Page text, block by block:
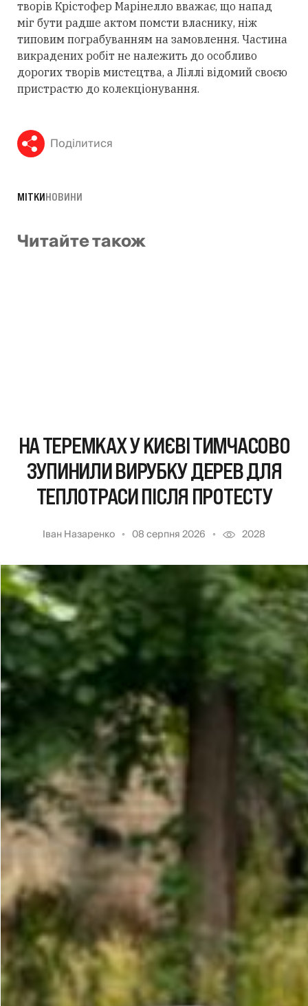
творів Крістофер Марінелло вважає, що напад
міг бути радше актом помсти власнику, ніж
типовим пограбуванням на замовлення. Частина
викрадених робіт не належить до особливо
дорогих творів мистецтва, а Ліллі відомий своєю
пристрастю до колекціонування.
Поділитися
МІТКИНОВИНИ
Читайте також
НА ТЕРЕМКАХ У КИЄВІ ТИМЧАСОВО
ЗУПИНИЛИ ВИРУБКУ ДЕРЕВ ДЛЯ
ТЕПЛОТРАСИ ПІСЛЯ ПРОТЕСТУ
Іван Назаренко 08 серпня 2026 2028